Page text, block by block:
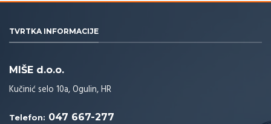
TVRTKA INFORMACIJE
MIŠE d.o.o.
Kučinić selo 10a, Ogulin, HR
Telefon: 047 667-277